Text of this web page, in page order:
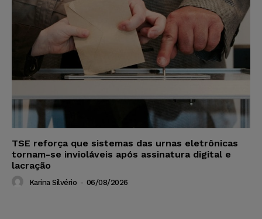
TSE reforça que sistemas das urnas eletrônicas
tornam-se invioláveis após assinatura digital e
lacração
Karina Silvério - 06/08/2026